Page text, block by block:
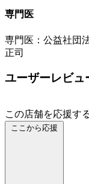
専門医
専門医：公益社団
正司
ユーザーレビュ
この店舗を応援す
ここから応援